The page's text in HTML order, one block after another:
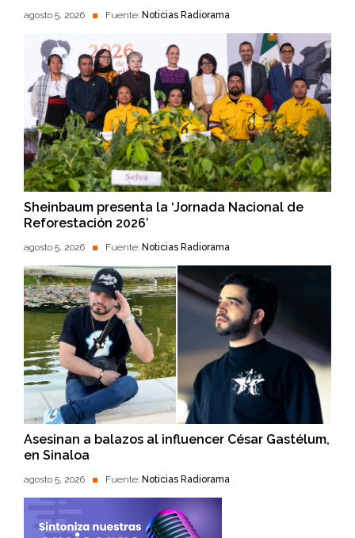
agosto 5, 2026 Fuente: Noticias Radiorama
Sheinbaum presenta la ‘Jornada Nacional de
Reforestación 2026’
agosto 5, 2026 Fuente: Noticias Radiorama
Asesinan a balazos al influencer César Gastélum,
en Sinaloa
agosto 5, 2026 Fuente: Noticias Radiorama